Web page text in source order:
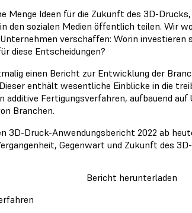
Menge Ideen für die Zukunft des 3D-
den sozialen Medien öffentlich teilen. Wir
verschaffen: Worin
diese Entscheidungen?
einen Bericht zur Entwicklung der
enthält wesentliche Einblicke in die
additive Fertigungsverfahren, aufbauend
Branchen.
3D-Druck-Anwendungsbericht 2022 ab
Gegenwart und Zukunft des
Bericht herunterladen